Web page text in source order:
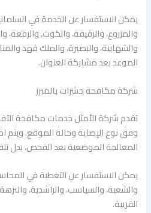
يمكن الاستفسار عن الخدمة في
والمزروع، والرقيقة، والكوت، والرفعة،
والشهابية، والبصيرة، والملك فهد
الموعد بعد مشاركة العنوان.
شركة مكافحة حشرات بالمبرز
تقدم شركة الأمثل خدمات مكافحة
وفق نوع الإصابة وحالة الموقع. ويتم
المعالجة الموضعية بعد الفحص، بدل
يمكن الاستفسار عن التغطية في
والشعبة، والسياسب، والراشدية،
القريبة.